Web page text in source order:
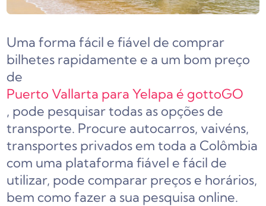
Uma forma fácil e fiável de comprar
bilhetes rapidamente e a um bom preço
de
Puerto Vallarta para Yelapa é gottoGO
, pode pesquisar todas as opções de
transporte. Procure autocarros, vaivéns,
transportes privados em toda a Colômbia
com uma plataforma fiável e fácil de
utilizar, pode comparar preços e horários,
bem como fazer a sua pesquisa online.